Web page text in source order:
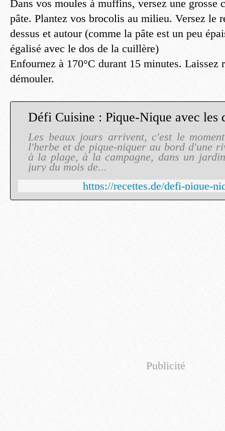
Dans vos moules à muffins, versez une grosse
pâte. Plantez vos brocolis au milieu. Versez le
dessus et autour (comme la pâte est un peu
égalisé avec le dos de la cuillère)
Enfournez à 170°C durant 15 minutes. Laissez
démouler.
Défi Cuisine : Pique-Nique avec les
Les beaux jours arrivent, c'est le
l'herbe et de pique-niquer au bord d'une
à la plage, à la campagne, dans un
jury du mois de...
https://recettes.de/defi-pique-
Publicité